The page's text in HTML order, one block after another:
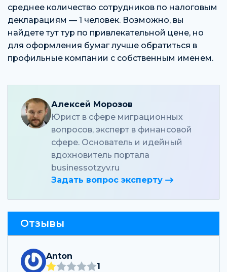
среднее количество сотрудников по налоговым
декларациям — 1 человек. Возможно, вы
найдете тут тур по привлекательной цене, но
для оформления бумаг лучше обратиться в
профильные компании с собственным именем.
Алексей Морозов
Юрист в сфере миграционных
вопросов, эксперт в финансовой
сфере. Основатель и идейный
вдохновитель портала
businessotzyv.ru
Задать вопрос эксперту
Отзывы
Anton
1